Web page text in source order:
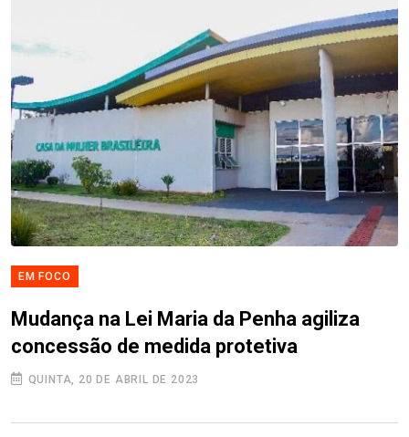
EM FOCO
Mudança na Lei Maria da Penha agiliza
concessão de medida protetiva
QUINTA, 20 DE ABRIL DE 2023